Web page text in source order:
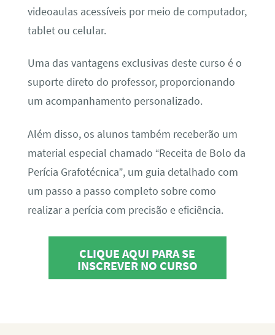
videoaulas acessíveis por meio de computador,
tablet ou celular.
Uma das vantagens exclusivas deste curso é o
suporte direto do professor, proporcionando
um acompanhamento personalizado.
Além disso, os alunos também receberão um
material especial chamado “Receita de Bolo da
Perícia Grafotécnica”, um guia detalhado com
um passo a passo completo sobre como
realizar a perícia com precisão e eficiência.
CLIQUE AQUI PARA SE
INSCREVER NO CURSO